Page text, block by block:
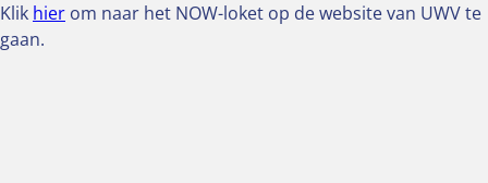
Klik hier om naar het NOW-loket op de website van UWV te
gaan.